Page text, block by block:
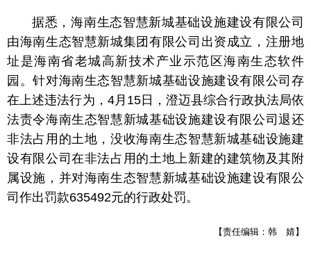
据悉，海南生态智慧新城基础设施建设有限公司
由海南生态智慧新城集团有限公司出资成立，注册地
址是海南省老城高新技术产业示范区海南生态软件
园。针对海南生态智慧新城基础设施建设有限公司存
在上述违法行为，4月15日，澄迈县综合行政执法局依
法责令海南生态智慧新城基础设施建设有限公司退还
非法占用的土地，没收海南生态智慧新城基础设施建
设有限公司在非法占用的土地上新建的建筑物及其附
属设施，并对海南生态智慧新城基础设施建设有限公
司作出罚款635492元的行政处罚。
【责任编辑：韩 婧】